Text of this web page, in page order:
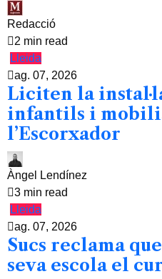
Redacció
2 min read
Lleida
ag. 07, 2026
Liciten la
infantils i
l’Escorxador
Àngel Lendínez
3 min read
Lleida
ag. 07, 2026
Sucs reclama
seva escola el